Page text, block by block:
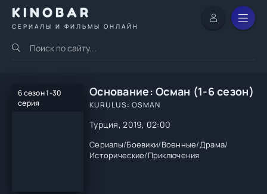
KINOBAR
СЕРИАЛЫ И ФИЛЬМЫ ОНЛАЙН
6 сезон 1-30
серия
Основание: Осман (1-6 сезон)
KURULUS: OSMAN
Турция, 2019, 02:00
Сериалы/Боевики/Военные/Драма/
Исторические/Приключения